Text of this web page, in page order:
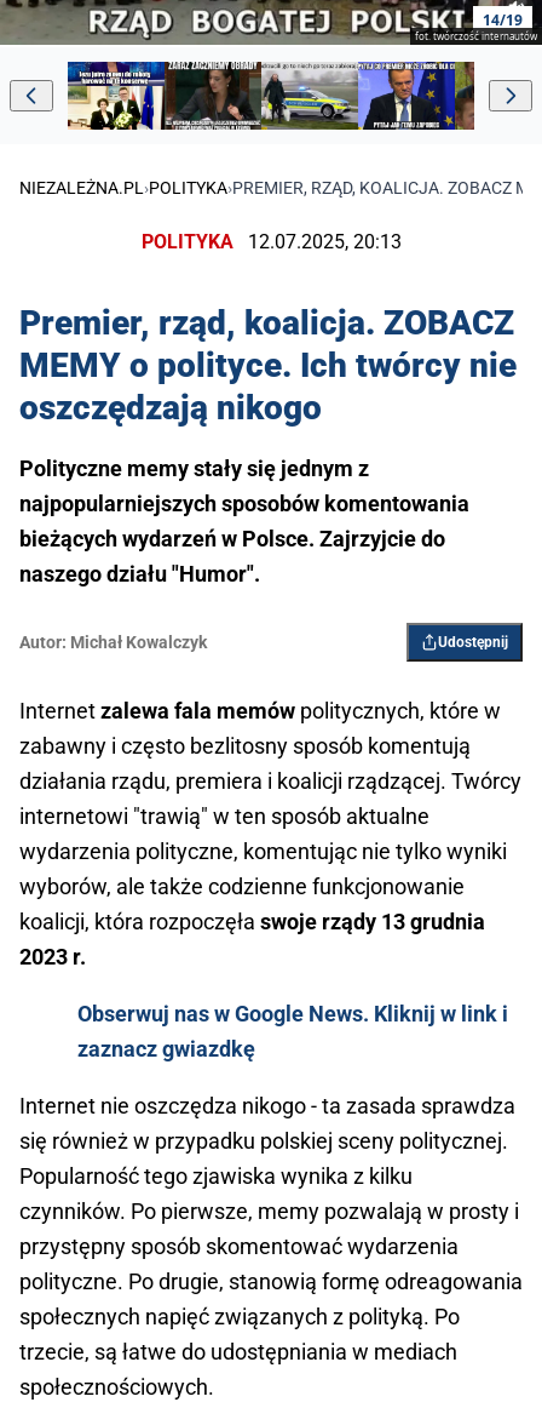
14/19
fot. twórczość internautów
NIEZALEŻNA.PL ›POLITYKA›PREMIER, RZĄD, KOALICJA. ZOBACZ
POLITYKA 12.07.2025, 20:13
Premier, rząd, koalicja. ZOBACZ
MEMY o polityce. Ich twórcy nie
oszczędzają nikogo
Polityczne memy stały się jednym z
najpopularniejszych sposobów komentowania
bieżących wydarzeń w Polsce. Zajrzyjcie do
naszego działu "Humor".
Autor: Michał Kowalczyk Udostępnij
Internetzalewa fala memów politycznych, które w
zabawny i często bezlitosny sposób komentują
działania rządu, premiera i koalicji rządzącej. Twórcy
internetowi "trawią" w ten sposób aktualne
wydarzenia polityczne, komentując nie tylko wyniki
wyborów, ale także codzienne funkcjonowanie
koalicji, która rozpoczęła swoje rządy 13 grudnia
2023 r.
Obserwuj nas w Google News. Kliknij w link i
zaznacz gwiazdkę
Internet nie oszczędza nikogo - ta zasada sprawdza
się również w przypadku polskiej sceny politycznej.
Popularność tego zjawiska wynika z kilku
czynników. Po pierwsze, memy pozwalają w prosty i
przystępny sposób skomentować wydarzenia
polityczne. Po drugie, stanowią formę odreagowania
społecznych napięć związanych z polityką. Po
trzecie, są łatwe do udostępniania w mediach
społecznościowych.